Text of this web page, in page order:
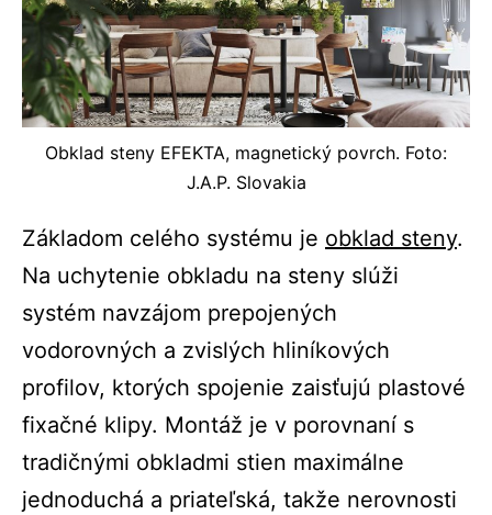
Obklad steny EFEKTA, magnetický povrch. Foto:
J.A.P. Slovakia
Základom celého systému je obklad steny.
Na uchytenie obkladu na steny slúži
systém navzájom prepojených
vodorovných a zvislých hliníkových
profilov, ktorých spojenie zaisťujú plastové
fixačné klipy. Montáž je v porovnaní s
tradičnými obkladmi stien maximálne
jednoduchá a priateľská, takže nerovnosti